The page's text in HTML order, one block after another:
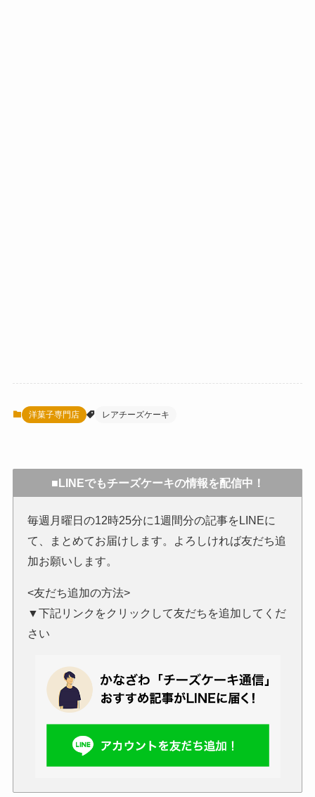
洋菓子専門店 レアチーズケーキ
■LINEでもチーズケーキの情報を配信中！
毎週月曜日の12時25分に1週間分の記事をLINEに
て、まとめてお届けします。よろしければ友だち追
加お願いします。
<友だち追加の方法>
▼下記リンクをクリックして友だちを追加してくだ
さい